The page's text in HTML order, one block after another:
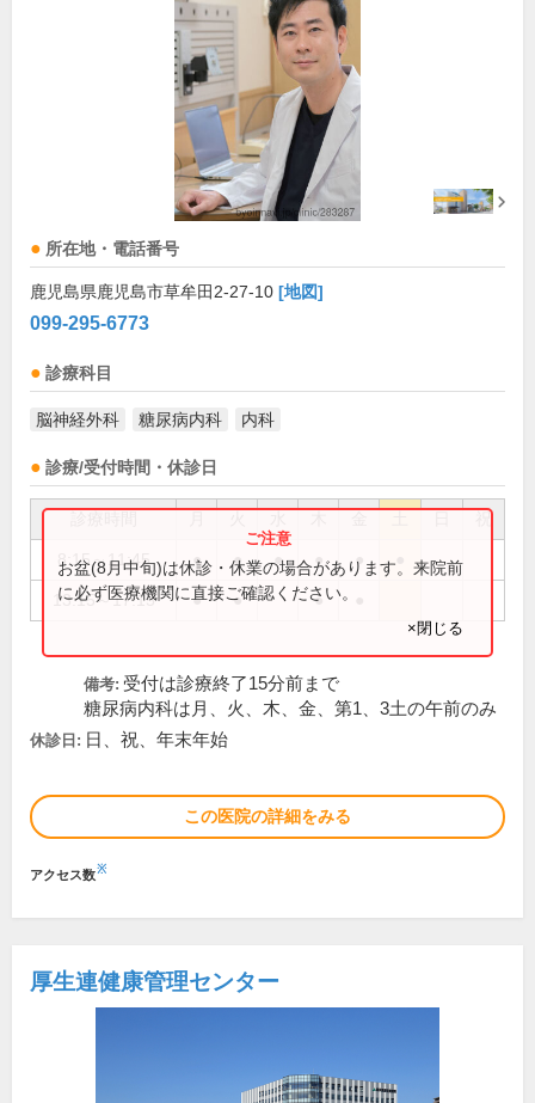
所在地・電話番号
鹿児島県鹿児島市草牟田2-27-10 [地図]
099-295-6773
診療科目
脳神経外科 糖尿病内科 内科
診療/受付時間・休診日
祝
8:15～11:45 ● ● ● ● ●
13:15～17:15 ● ● ●
お盆(8月中旬)は休診・休業の場合があります。来院前
に必ず医療機関に直接ご確認ください。
×閉じる
備考: 受付は診療終了15分前まで
糖尿病内科は月、火、木、金、第1、3土の午前のみ
休診日: 日、祝、年末年始
この医院の詳細をみる
アクセス数※
厚生連健康管理センター